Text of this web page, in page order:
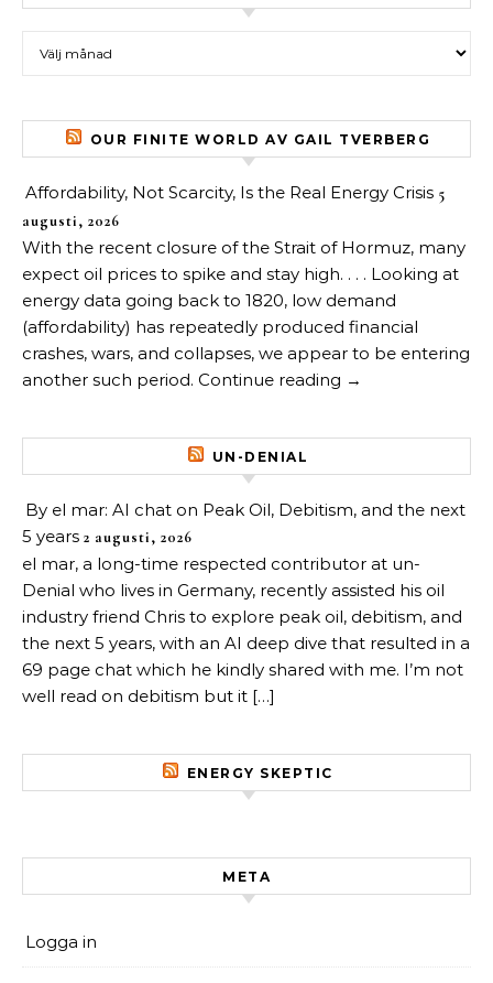
OUR FINITE WORLD AV GAIL TVERBERG
Affordability, Not Scarcity, Is the Real Energy Crisis 5
augusti, 2026
With the recent closure of the Strait of Hormuz, many
expect oil prices to spike and stay high. . . . Looking at
energy data going back to 1820, low demand
(affordability) has repeatedly produced financial
crashes, wars, and collapses, we appear to be entering
another such period. Continue reading →
UN-DENIAL
By el mar: AI chat on Peak Oil, Debitism, and the next
5 years 2 augusti, 2026
el mar, a long-time respected contributor at un-
Denial who lives in Germany, recently assisted his oil
industry friend Chris to explore peak oil, debitism, and
the next 5 years, with an AI deep dive that resulted in a
69 page chat which he kindly shared with me. I’m not
well read on debitism but it […]
ENERGY SKEPTIC
META
Logga in